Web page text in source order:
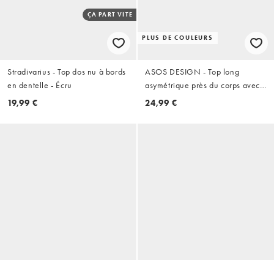
ÇA PART VITE
Stradivarius - Top dos nu à bords
en dentelle - Écru
19,99 €
PLUS DE COULEURS
ASOS DESIGN - Top long
asymétrique près du corps avec
encolure américaine et bords en
24,99 €